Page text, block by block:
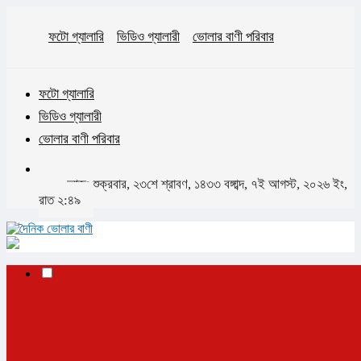
ফটো গ্যালারি ভিডিও গ্যালারী ভোলার বাণী পরিবার
ফটো গ্যালারি
ভিডিও গ্যালারী
ভোলার বাণী পরিবার
আজঃ শুক্রবার, ২৩শে শ্রাবণ, ১৪৩৩ বঙ্গাব্দ, ৭ই আগস্ট, ২০২৬ ইং,
রাত ২:৪৯
✕